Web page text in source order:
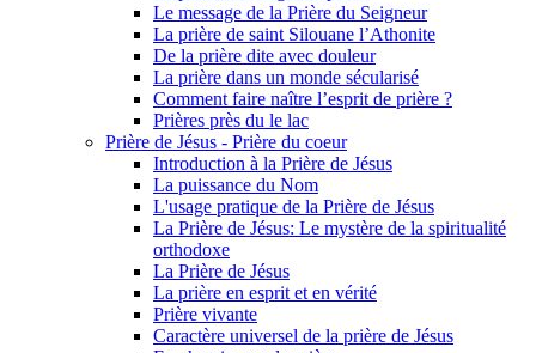
Le message de la Prière du Seigneur
La prière de saint Silouane l’Athonite
De la prière dite avec douleur
La prière dans un monde sécularisé
Comment faire naître l’esprit de prière ?
Prières près du le lac
Prière de Jésus - Prière du coeur
Introduction à la Prière de Jésus
La puissance du Nom
L'usage pratique de la Prière de Jésus
La Prière de Jésus: Le mystère de la spiritualité
orthodoxe
La Prière de Jésus
La prière en esprit et en vérité
Prière vivante
Caractère universel de la prière de Jésus